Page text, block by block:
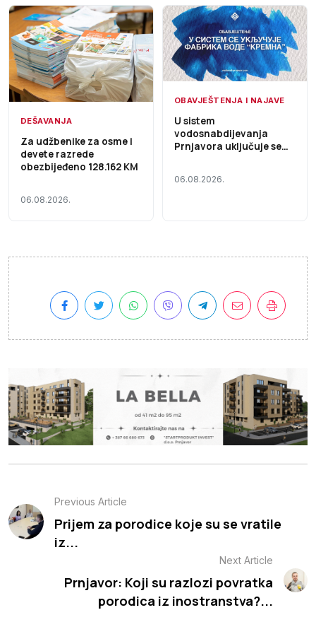
DEŠAVANJA
Za udžbenike za osme i
devete razrede
obezbijeđeno 128.162 KM
06.08.2026.
OBAVJEŠTENJA I NAJAVE
U sistem
vodosnabdijevanja
Prnjavora uključuje se
06.08.2026.
Previous Article
Prijem za porodice koje su se vratile
iz...
Next Article
Prnjavor: Koji su razlozi povratka
porodica iz inostranstva?...